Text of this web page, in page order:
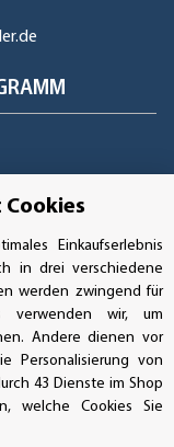
Cookies
Einkaufserlebnis
in drei verschiedene
werden zwingend für
verwenden wir, um
Andere dienen vor
Personalisierung von
43 Dienste im Shop
welche Cookies Sie